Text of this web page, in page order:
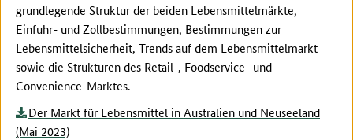
grundlegende Struktur der beiden Lebensmittelmärkte,
Einfuhr- und Zollbestimmungen, Bestimmungen zur
Lebensmittelsicherheit, Trends auf dem Lebensmittelmarkt
sowie die Strukturen des Retail-, Foodservice- und
Convenience-Marktes.
Der Markt für Lebensmittel in Australien und Neuseeland
(Mai 2023)